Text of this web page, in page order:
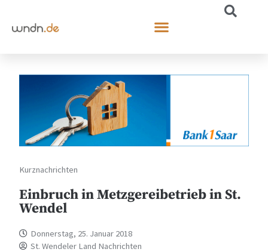
Kurznachrichten
Einbruch in Metzgereibetrieb in St.
Wendel
Donnerstag, 25. Januar 2018
St. Wendeler Land Nachrichten